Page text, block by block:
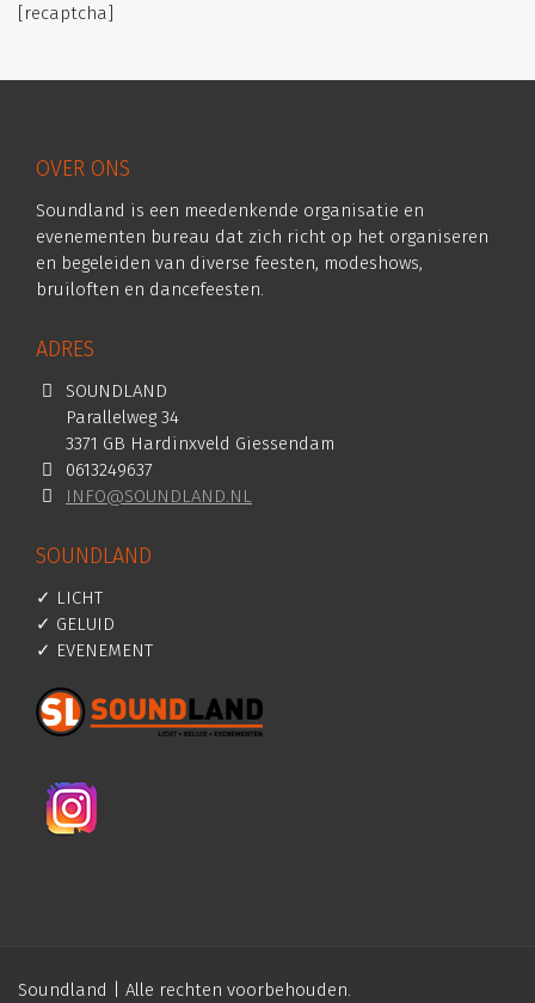
[recaptcha]
OVER ONS
Soundland is een meedenkende organisatie en
evenementen bureau dat zich richt op het organiseren
en begeleiden van diverse feesten, modeshows,
bruiloften en dancefeesten.
ADRES
SOUNDLAND
Parallelweg 34
3371 GB Hardinxveld Giessendam
0613249637
INFO@SOUNDLAND.NL
SOUNDLAND
✓ LICHT
✓ GELUID
✓ EVENEMENT
Soundland | Alle rechten voorbehouden.